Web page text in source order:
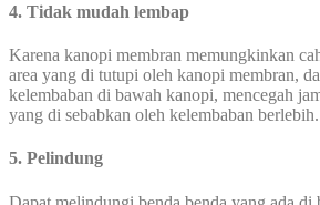
4. Tidak mudah lembap
Karena kanopi membran memungkinkan
area yang di tutupi oleh kanopi membran,
kelembaban di bawah kanopi, mencegah
yang di sebabkan oleh kelembaban berlebih.
5. Pelindung